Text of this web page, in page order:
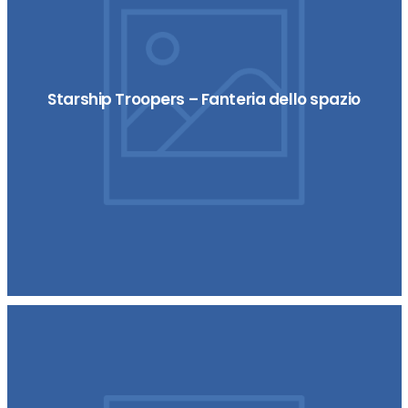
Starship Troopers – Fanteria dello spazio